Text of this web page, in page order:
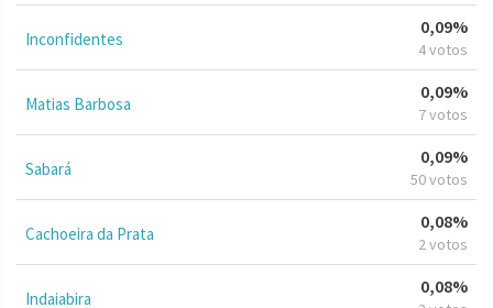
Inconfidentes
0,09%
4 votos
Matias Barbosa
0,09%
7 votos
Sabará
0,09%
50 votos
Cachoeira da Prata
0,08%
2 votos
Indaiabira
0,08%